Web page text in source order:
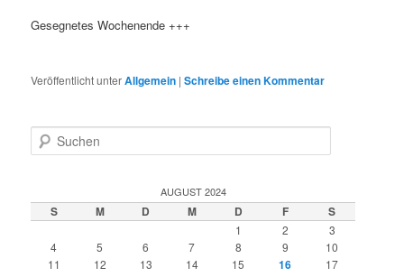
Gesegnetes Wochenende +++
Veröffentlicht unterAllgemein |Schreibe einen Kommentar
u
e
n
AUGUST 2024
S M D M D F S
1 2
3
4
5 6 7 8 9
10
11
12 13 14 15 16
17